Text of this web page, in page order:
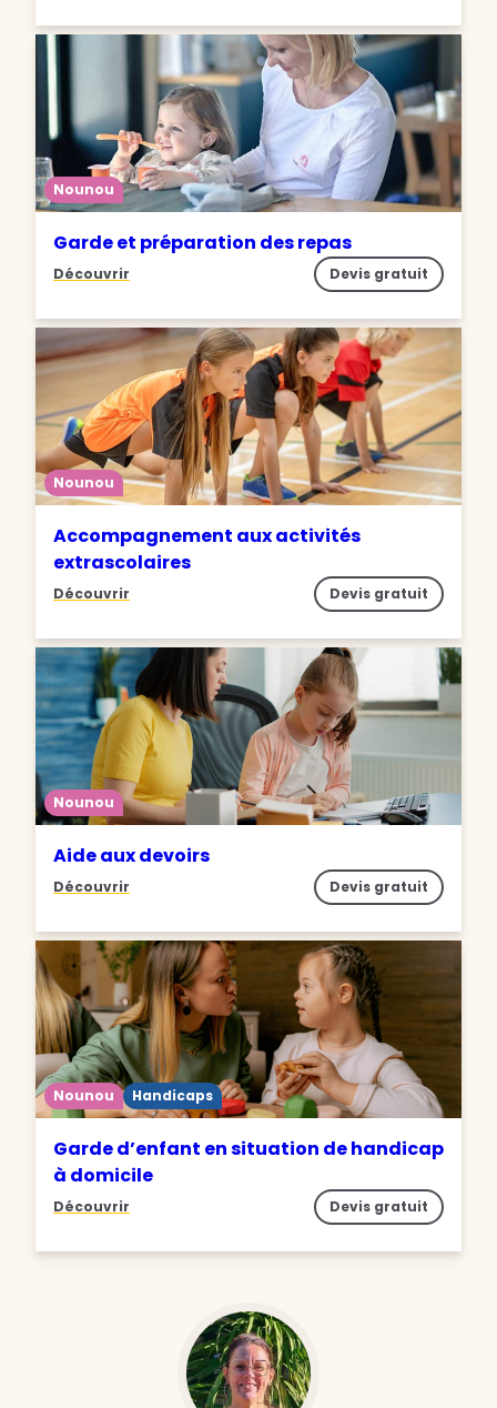
Nounou
Garde et préparation des repas
Découvrir Devis gratuit
Nounou
Accompagnement aux activités
extrascolaires
Découvrir Devis gratuit
Nounou
Aide aux devoirs
Découvrir Devis gratuit
Nounou Handicaps
Garde d’enfant en situation de handicap
à domicile
Découvrir Devis gratuit